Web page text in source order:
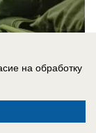
на обработку